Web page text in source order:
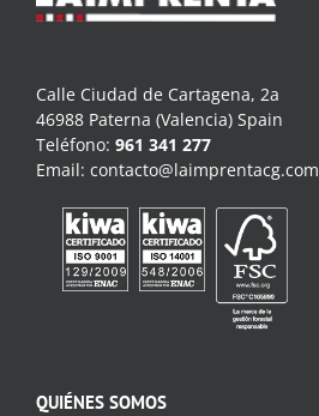
Calle Ciudad de Cartagena, 2a
46988 Paterna (Valencia) Spain
Teléfono: 961 341 277
Email: contacto@laimprentacg.com
QUIÉNES SOMOS